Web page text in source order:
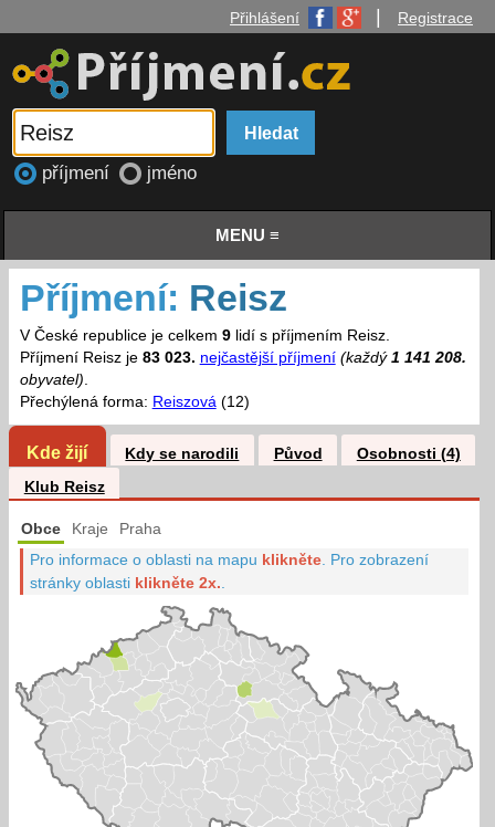
Přihlášení Registrace
příjmení jméno
MENU ≡
Příjmení: Reisz
V České republice je celkem 9lidí s příjmením Reisz.
Příjmení Reisz je 83 023. nejčastější příjmení (každý 1 141 208.
obyvatel).
Přechýlená forma: Reiszová(12)
Kde žijí Kdy se narodili Původ
Osobnosti (4)
Klub Reisz
Obce Kraje Praha
Pro informace o oblasti na mapu klikněte Pro zobrazení
stránky oblasti klikněte 2x.